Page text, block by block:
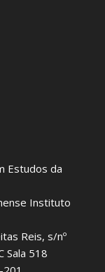
Estudos da
Instituto
Reis, s/nº
Sala 518